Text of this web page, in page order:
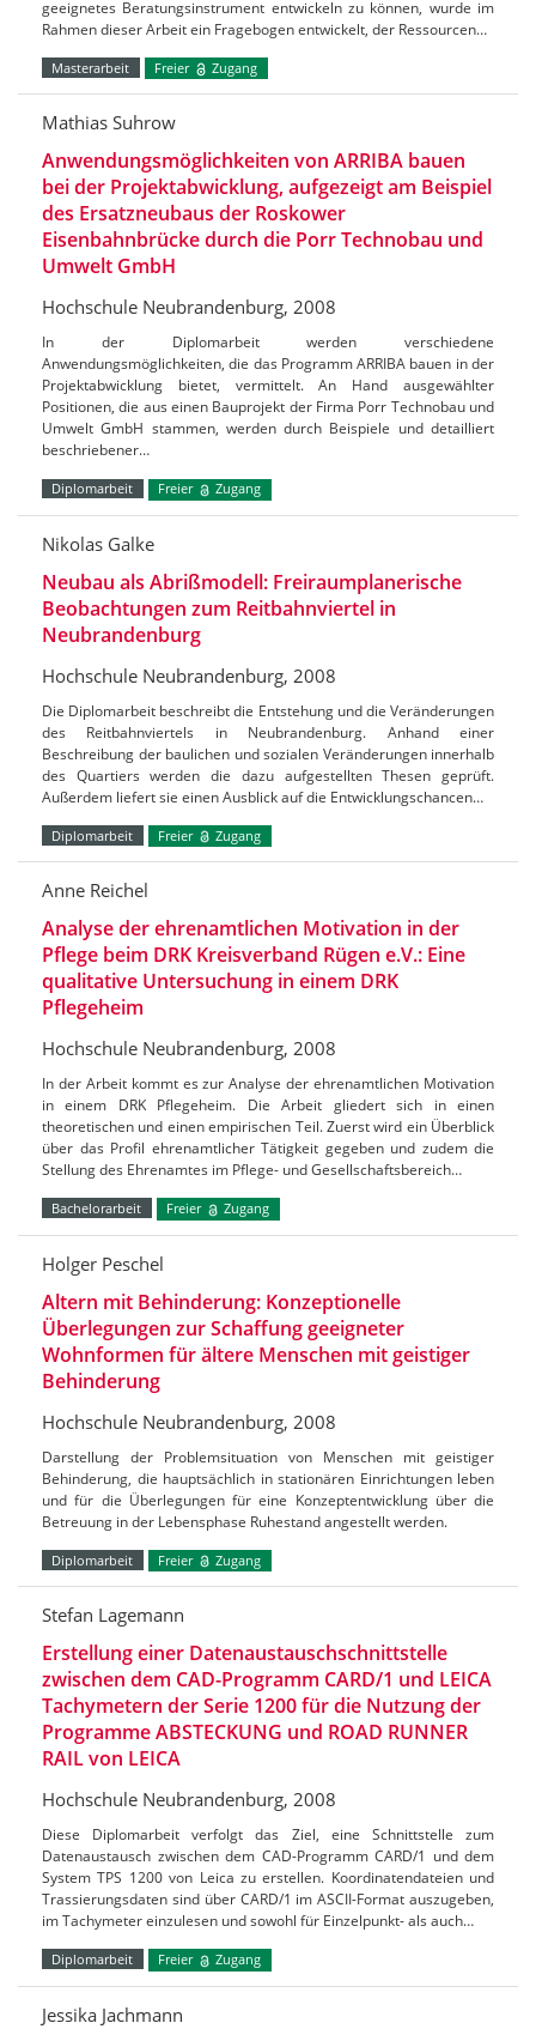
geeignetes Beratungsinstrument entwickeln zu können, wurde im
Rahmen dieser Arbeit ein Fragebogen entwickelt, der Ressourcen…
Masterarbeit Freier Zugang
Mathias Suhrow
Anwendungsmöglichkeiten von ARRIBA bauen
bei der Projektabwicklung, aufgezeigt am Beispiel
des Ersatzneubaus der Roskower
Eisenbahnbrücke durch die Porr Technobau und
Umwelt GmbH
Hochschule Neubrandenburg, 2008
In der Diplomarbeit werden verschiedene
Anwendungsmöglichkeiten, die das Programm ARRIBA bauen in der
Projektabwicklung bietet, vermittelt. An Hand ausgewählter
Positionen, die aus einen Bauprojekt der Firma Porr Technobau und
Umwelt GmbH stammen, werden durch Beispiele und detailliert
beschriebener…
Diplomarbeit Freier Zugang
Nikolas Galke
Neubau als Abrißmodell: Freiraumplanerische
Beobachtungen zum Reitbahnviertel in
Neubrandenburg
Hochschule Neubrandenburg, 2008
Die Diplomarbeit beschreibt die Entstehung und die Veränderungen
des Reitbahnviertels in Neubrandenburg. Anhand einer
Beschreibung der baulichen und sozialen Veränderungen innerhalb
des Quartiers werden die dazu aufgestellten Thesen geprüft.
Außerdem liefert sie einen Ausblick auf die Entwicklungschancen…
Diplomarbeit Freier Zugang
Anne Reichel
Analyse der ehrenamtlichen Motivation in der
Pflege beim DRK Kreisverband Rügen e.V.: Eine
qualitative Untersuchung in einem DRK
Pflegeheim
Hochschule Neubrandenburg, 2008
In der Arbeit kommt es zur Analyse der ehrenamtlichen Motivation
in einem DRK Pflegeheim. Die Arbeit gliedert sich in einen
theoretischen und einen empirischen Teil. Zuerst wird ein Überblick
über das Profil ehrenamtlicher Tätigkeit gegeben und zudem die
Stellung des Ehrenamtes im Pflege- und Gesellschaftsbereich…
Bachelorarbeit Freier Zugang
Holger Peschel
Altern mit Behinderung: Konzeptionelle
Überlegungen zur Schaffung geeigneter
Wohnformen für ältere Menschen mit geistiger
Behinderung
Hochschule Neubrandenburg, 2008
Darstellung der Problemsituation von Menschen mit geistiger
Behinderung, die hauptsächlich in stationären Einrichtungen leben
und für die Überlegungen für eine Konzeptentwicklung über die
Betreuung in der Lebensphase Ruhestand angestellt werden.
Diplomarbeit Freier Zugang
Stefan Lagemann
Erstellung einer Datenaustauschschnittstelle
zwischen dem CAD-Programm CARD/1 und LEICA
Tachymetern der Serie 1200 für die Nutzung der
Programme ABSTECKUNG und ROAD RUNNER
RAIL von LEICA
Hochschule Neubrandenburg, 2008
Diese Diplomarbeit verfolgt das Ziel, eine Schnittstelle zum
Datenaustausch zwischen dem CAD-Programm CARD/1 und dem
System TPS 1200 von Leica zu erstellen. Koordinatendateien und
Trassierungsdaten sind über CARD/1 im ASCII-Format auszugeben,
im Tachymeter einzulesen und sowohl für Einzelpunkt- als auch…
Diplomarbeit Freier Zugang
Jessika Jachmann